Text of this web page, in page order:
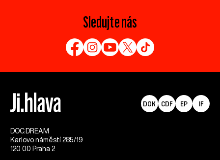
Sledujte nás
DOC.DREAM​
Karlovo náměstí 285/19
120 00 Praha 2
DOK CDF EP IF